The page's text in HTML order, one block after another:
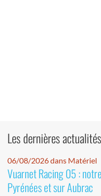
Les dernières actualités
06/08/2026 dans Matériel
Vuarnet Racing 05 :
Pyrénées et sur Aubrac